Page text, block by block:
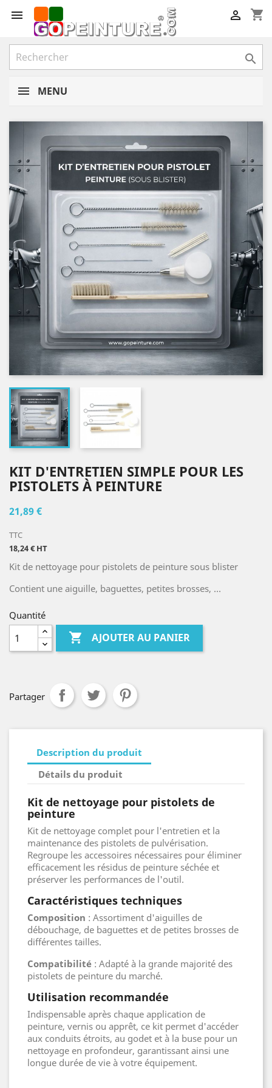
 shopping_cart


MENU
KIT D'ENTRETIEN SIMPLE POUR LES
PISTOLETS À PEINTURE
21,89 €
TTC
18,24 € HT
Kit de nettoyage pour pistolets de peinture sous blister
Contient une aiguille, baguettes, petites brosses, …
Quantité
 AJOUTER AU PANIER
Partager
Description du produit
Détails du produit
Kit de nettoyage pour pistolets de
peinture
Kit de nettoyage complet pour l'entretien et la
maintenance des pistolets de pulvérisation.
Regroupe les accessoires nécessaires pour éliminer
efficacement les résidus de peinture séchée et
préserver les performances de l'outil.
Caractéristiques techniques
Composition : Assortiment d'aiguilles de
débouchage, de baguettes et de petites brosses de
différentes tailles.
Compatibilité : Adapté à la grande majorité des
pistolets de peinture du marché.
Utilisation recommandée
Indispensable après chaque application de
peinture, vernis ou apprêt, ce kit permet d'accéder
aux conduits étroits, au godet et à la buse pour un
nettoyage en profondeur, garantissant ainsi une
longue durée de vie à votre équipement.